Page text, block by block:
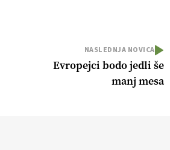
NASLEDNJA NOVICA
Evropejci bodo jedli še
manj mesa